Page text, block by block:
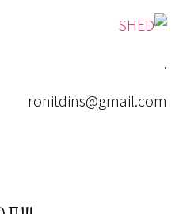
ronitdins@gmail.com